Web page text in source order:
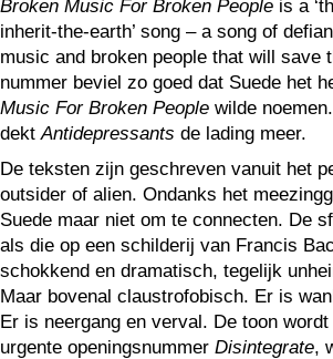
Broken Music For Broken People is a
inherit-the-earth’ song – a song of
music and broken people that will save
nummer beviel zo goed dat Suede het
Music For Broken People wilde
dektAntidepressants de lading meer.
De teksten zijn geschreven vanuit het
outsider of alien. Ondanks het
Suede maar niet om te connecten. De
als die op een schilderij van Francis
schokkend en dramatisch, tegelijk
Maar bovenal claustrofobisch. Er is
Er is neergang en verval. De toon
urgente openingsnummer Disintegrate,